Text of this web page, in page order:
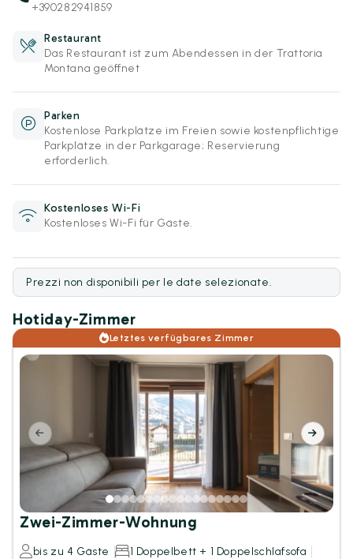
+390282941859
Restaurant
Das Restaurant ist zum Abendessen in der Trattoria
Montana geöffnet
Parken
Kostenlose Parkplätze im Freien sowie kostenpflichtige
Parkplätze in der Parkgarage; Reservierung
erforderlich.
Kostenloses Wi-Fi
Kostenloses Wi-Fi für Gäste.
Prezzi non disponibili per le date selezionate.
Hotiday-Zimmer
Letztes verfügbares Zimmer
Zwei-Zimmer-Wohnung
bis zu 4 Gäste
1 Doppelbett + 1 Doppelschlafsofa